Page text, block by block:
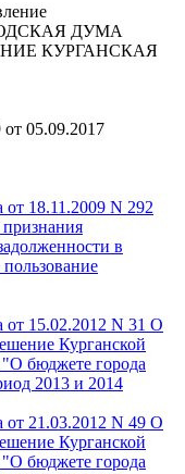
ДУМА
КУРГАНСКАЯ
05.09.2017
18.11.2009 N 292
в
15.02.2012 N 31 О
Курганской
бюджете города
2013 и 2014
21.03.2012 N 49 О
Курганской
бюджете города